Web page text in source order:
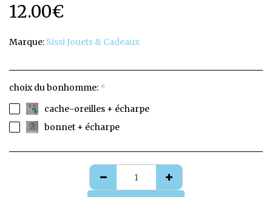
12.00€
Marque: Sissi Jouets & Cadeaux
choix du bonhomme: *
cache-oreilles + écharpe
bonnet + écharpe